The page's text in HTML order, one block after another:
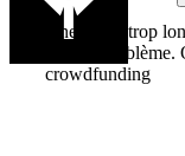
Une vérité trop
jour ce
crowdfunding